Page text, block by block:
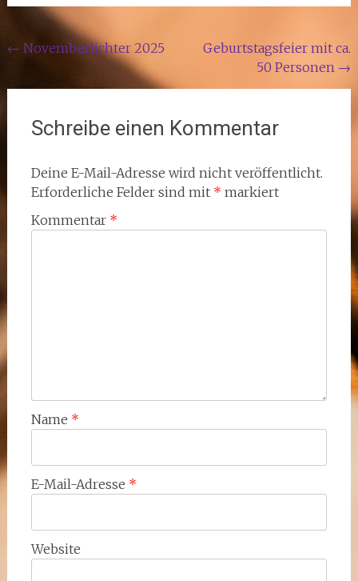
Beitragsnavigation
← Novemberlichter 2025
Geburtstagsfeier mit ca.
50 Personen →
Schreibe einen Kommentar
Deine E-Mail-Adresse wird nicht veröffentlicht.
Erforderliche Felder sind mit * markiert
Kommentar *
Name *
E-Mail-Adresse *
Website